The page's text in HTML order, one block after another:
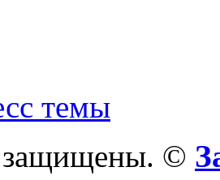
темы
защищены. ©